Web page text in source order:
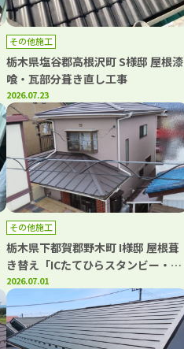
その他施工
栃木県塩谷郡高根沢町 S様邸 屋根漆
喰・瓦部分葺き直し工事
2026.07.23
その他施工
栃木県下都賀郡野木町 I様邸 屋根葺
き替え「ICたてひらスタンビー・横
暖ルーフαS」
2026.07.01